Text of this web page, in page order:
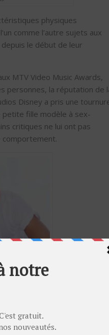
physiques
comme l’autre sujets aux
le début de leur
MTV Video Music Awards,
personnes, la réputation de
Disney a pris une
fille modèle à sex-
critiques ne lui ont pas
comportement.
et tête de turc des